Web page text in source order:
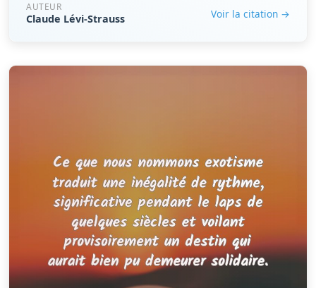
AUTEUR
Claude Lévi-Strauss Voir la citation →